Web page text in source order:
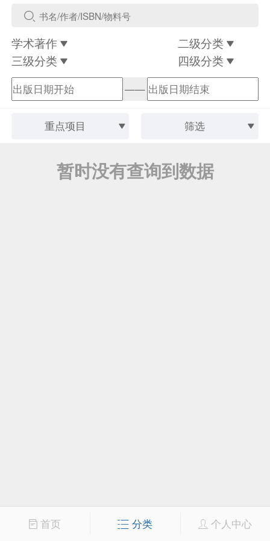
学术著作
二级分类
三级分类
四级分类
——
重点项目 筛选
暂时没有查询到数据
首页 分类 个人中心